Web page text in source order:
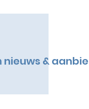
nieuws &